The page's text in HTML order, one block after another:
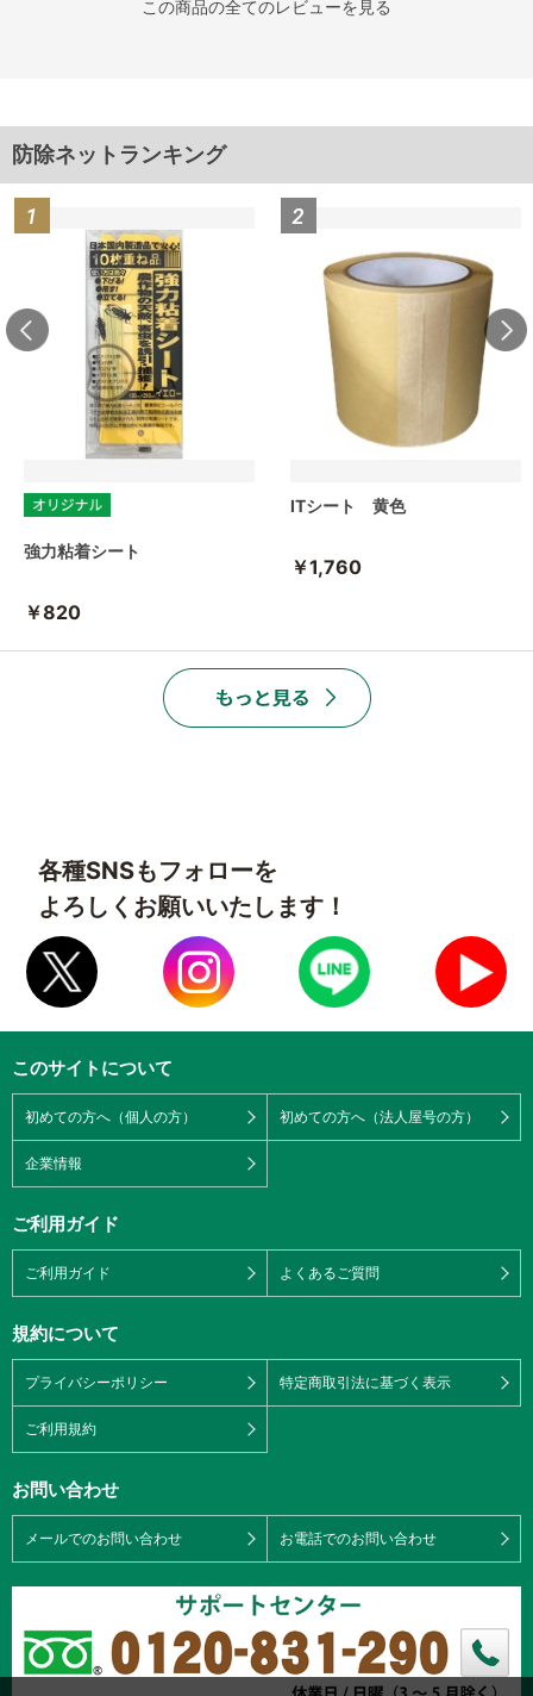
この商品の全てのレビューを見る
防除ネットランキング
強力粘着シート
￥820
ITシート 黄色
￥1,760
各種SNSもフォローを
よろしくお願いいたします！
このサイトについて
初めての方へ（個人の方） 初めての方へ（法人屋号の方）
企業情報
ご利用ガイド
ご利用ガイド よくあるご質問
規約について
プライバシーポリシー 特定商取引法に基づく表示
ご利用規約
お問い合わせ
メールでのお問い合わせ お電話でのお問い合わせ